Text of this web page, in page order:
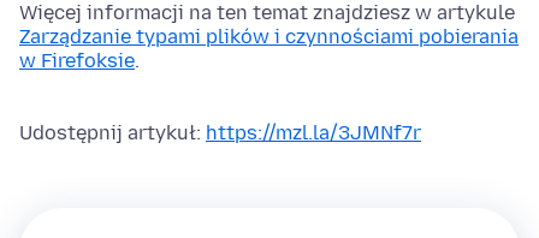
Więcej informacji na ten temat znajdziesz w artykule
Zarządzanie typami plików i czynnościami pobierania
w Firefoksie.
Udostępnij artykuł: https://mzl.la/3JMNf7r